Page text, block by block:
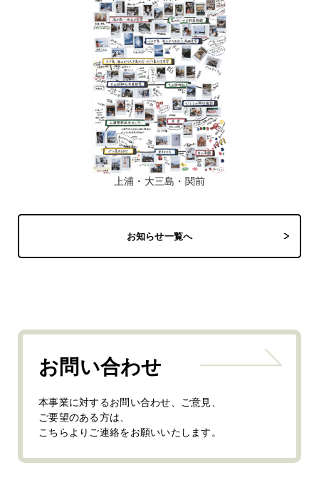
上浦・大三島・関前
お知らせ一覧へ
お問い合わせ
本事業に対するお問い合わせ、ご意見、
ご要望のある方は、
こちらよりご連絡をお願いいたします。